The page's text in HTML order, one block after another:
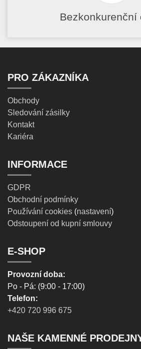
Bezkonkurenční
PRO ZÁKAZNÍKA
Obchody
Sledování zásilky
Kontakt
Kariéra
INFORMACE
GDPR
Obchodní podmínky
Používání cookies (nastavení)
Odstoupení od kupní smlouvy
E-SHOP
Provozní doba:
Po - Pá: (9:00 - 17:00)
Telefon:
+420 720 996 675
NAŠE KAMENNÉ